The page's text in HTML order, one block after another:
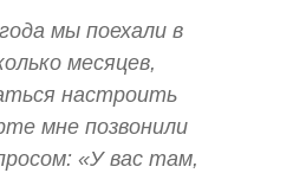
мы поехали в
месяцев,
настроить
мне позвонили
«У вас там,